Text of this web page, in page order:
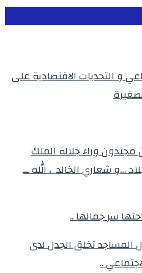
و التحديات الاقتصادية على
مجندون وراء جلالة الملك
…و شعاري الخالد ، الله ــ
سر جمالها ..
المساجد تخلق الجدل لدى
..